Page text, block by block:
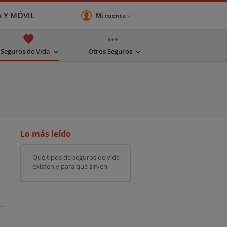
Y MÓVIL Mi cuenta
Seguros de Vida Otros Seguros
Lo más leído
Qué tipos de seguros de vida
existen y para qué sirven